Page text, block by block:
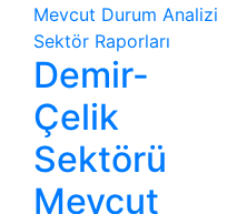
Mevcut Durum Analizi
Sektör Raporları
Demir-
Çelik
Sektörü
Mevcut